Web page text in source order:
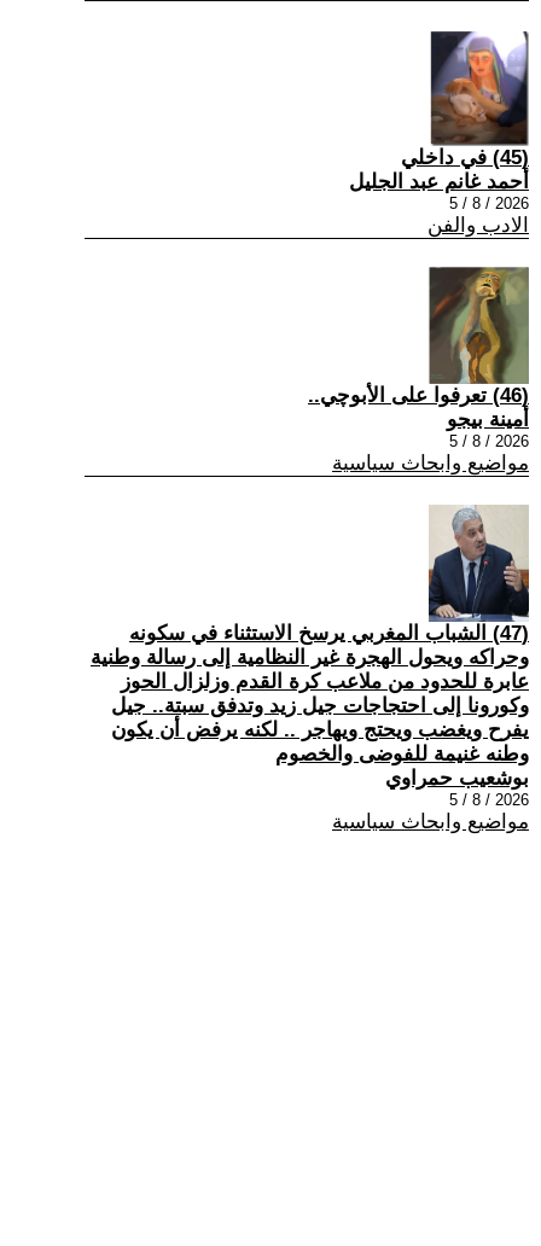
(45) في داخلي
أحمد غانم عبد الجليل
2026 / 8 / 5
الادب والفن
(46) تعرفوا على الأبوچي..
أمينة بيجو
2026 / 8 / 5
مواضيع وابحاث سياسية
(47) الشباب المغربي يرسخ الاستثناء في سكونه
وحراكه ويحول الهجرة غير النظامية إلى رسالة وطنية
عابرة للحدود من ملاعب كرة القدم وزلزال الحوز
وكورونا إلى احتجاجات جيل زيد وتدفق سبتة.. جيل
يفرح ويغضب ويحتج ويهاجر .. لكنه يرفض أن يكون
وطنه غنيمة للفوضى والخصوم
بوشعيب حمراوي
2026 / 8 / 5
مواضيع وابحاث سياسية